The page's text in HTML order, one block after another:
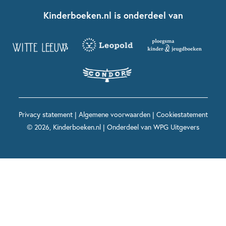
Kinderboeken diversiteit
Grappige kinderboeken
Spannende kinderboeken
Boekentips 12+ jaar
Voor volwassenen
Spekkie en Sproet
Maxi & Helium
Voor het onderwijs
Kinderboeken.nl is onderdeel van
Privacy statement| Algemene voorwaarden| Cookiestatement
© 2026, Kinderboeken.nl | Onderdeel van WPG Uitgevers